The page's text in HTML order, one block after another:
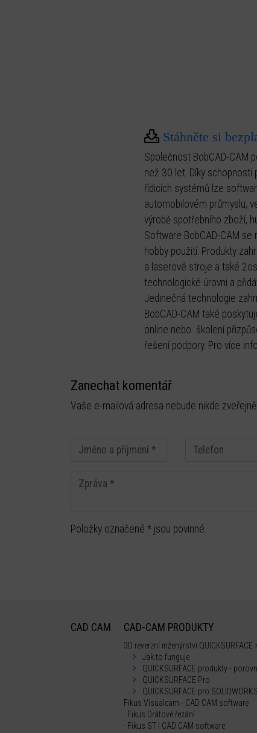
Stáhněte si
Společnost BobCAD-CAM
než 30 let. Díky schopnosti
řídicích systémů lze
automobilovém průmyslu,
výrobě spotřebního zboží,
Software BobCAD-CAM
hobby použití. Produkty
a laserové stroje a také
technologické úrovni a
Jedinečná technologie
BobCAD-CAM také
online nebo školení
řešení podpory. Pro více
Zanechat komentář
Vaše e-mailová adresa nebude nikde
Položky označené * jsou povinné.
CAD CAM CAD-CAM PRODUKTY
3D reverzní inženýrství QUICKSURFACE
Jak to funguje
QUICKSURFACE produkty -
QUICKSURFACE Pro
QUICKSURFACE pro SOLIDWORKS
Fikus Visualcam - CAD CAM software
· Fikus Drátové řezání
· Fikus ST | CAD CAM software